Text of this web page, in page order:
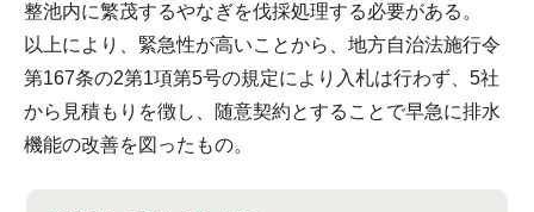
整池内に繁茂するやなぎを伐採処理する必要がある。
以上により、緊急性が高いことから、地方自治法施行令
第167条の2第1項第5号の規定により入札は行わず、5社
から見積もりを徴し、随意契約とすることで早急に排水
機能の改善を図ったもの。